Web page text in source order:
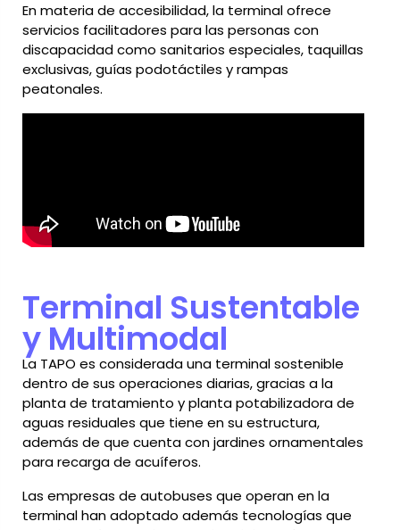
En materia de accesibilidad, la terminal ofrece
servicios facilitadores para las personas con
discapacidad como sanitarios especiales, taquillas
exclusivas, guías podotáctiles y rampas
peatonales.
Terminal Sustentable
y Multimodal
La TAPO es considerada una terminal sostenible
dentro de sus operaciones diarias, gracias a la
planta de tratamiento y planta potabilizadora de
aguas residuales que tiene en su estructura,
además de que cuenta con jardines ornamentales
para recarga de acuíferos.
Las empresas de autobuses que operan en la
terminal han adoptado además tecnologías que